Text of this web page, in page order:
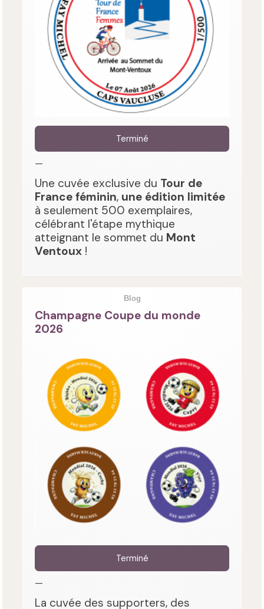
Terminé
—
Une cuvée exclusive du Tour de
France féminin, une édition limitée
à seulement 500 exemplaires,
célébrant l'étape mythique
atteignant le sommet du Mont
Ventoux !
Blog
Champagne Coupe du monde
2026
Terminé
—
La cuvée des supporters, des